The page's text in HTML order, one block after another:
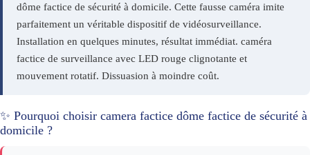
dôme factice de sécurité à domicile. Cette fausse caméra imite
parfaitement un véritable dispositif de vidéosurveillance.
Installation en quelques minutes, résultat immédiat. caméra
factice de surveillance avec LED rouge clignotante et
mouvement rotatif. Dissuasion à moindre coût.
✨ Pourquoi choisir camera factice dôme factice de sécurité à
domicile ?